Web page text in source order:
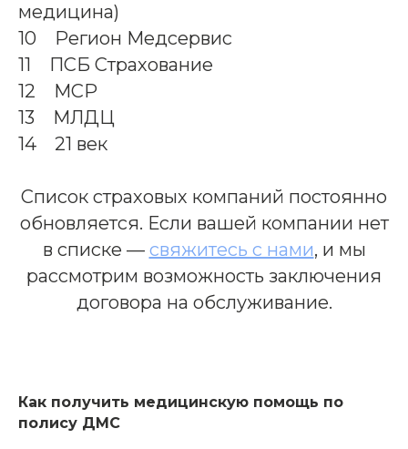
медицина)
10 Регион Медсервис
11 ПСБ Страхование
12 МСР
13 МЛДЦ
14 21 век
Список страховых компаний постоянно
обновляется. Если вашей компании нет
в списке — свяжитесь с нами, и мы
рассмотрим возможность заключения
договора на обслуживание.
Как получить медицинскую помощь по
полису ДМС